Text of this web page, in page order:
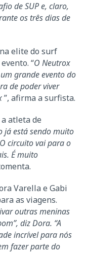
de SUP e, claro,
os três dias de
elite do surf
“O Neutrox
grande evento do
de poder viver
”, afirma a surfista.
atleta de
já está sendo muito
circuito vai para o
É muito
Varella e Gabi
as viagens.
outras meninas
diz Dora. “A
incrível para nós
fazer parte do